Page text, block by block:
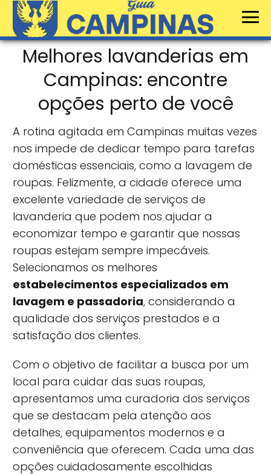
Melhores lavanderias em
Campinas: encontre
opções perto de você
A rotina agitada em Campinas muitas vezes
nos impede de dedicar tempo para tarefas
domésticas essenciais, como a lavagem de
roupas. Felizmente, a cidade oferece uma
excelente variedade de serviços de
lavanderia que podem nos ajudar a
economizar tempo e garantir que nossas
roupas estejam sempre impecáveis.
Selecionamos os melhores
estabelecimentos especializados em
lavagem e passadoria, considerando a
qualidade dos serviços prestados e a
satisfação dos clientes.
Com o objetivo de facilitar a busca por um
local para cuidar das suas roupas,
apresentamos uma curadoria dos serviços
que se destacam pela atenção aos
detalhes, equipamentos modernos e a
conveniência que oferecem. Cada uma das
opções cuidadosamente escolhidas